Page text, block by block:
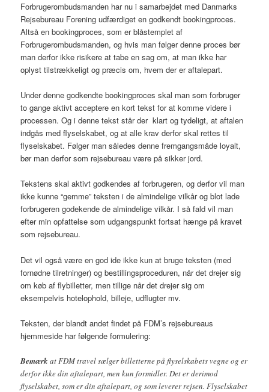
Forbrugerombudsmanden har nu i samarbejdet med Danmarks
Rejsebureau Forening udfærdiget en godkendt bookingproces.
Altså en bookingproces, som er blåstemplet af
Forbrugerombudsmanden, og hvis man følger denne proces bør
man derfor ikke risikere at tabe en sag om, at man ikke har
oplyst tilstrækkeligt og præcis om, hvem der er aftalepart.
Under denne godkendte bookingproces skal man som forbruger
to gange aktivt acceptere en kort tekst for at komme videre i
processen. Og i denne tekst står der klart og tydeligt, at aftalen
indgås med flyselskabet, og at alle krav derfor skal rettes til
flyselskabet. Følger man således denne fremgangsmåde loyalt,
bør man derfor som rejsebureau være på sikker jord.
Tekstens skal aktivt godkendes af forbrugeren, og derfor vil man
ikke kunne “gemme” teksten i de almindelige vilkår og blot lade
forbrugeren godekende de almindelige vilkår. I så fald vil man
efter min opfattelse som udgangspunkt fortsat hænge på kravet
som rejsebureau.
Det vil også være en god ide ikke kun at bruge teksten (med
fornødne tilretninger) og bestillingsproceduren, når det drejer sig
om køb af flybilletter, men tillige når det drejer sig om
eksempelvis hotelophold, billeje, udflugter mv.
Teksten, der blandt andet findet på FDM’s rejsebureaus
hjemmeside har følgende formulering:
Bemærk at FDM travel sælger billetterne på flyselskabets vegne og er
derfor ikke din aftalepart, men kun formidler. Det er derimod
flyselskabet, som er din aftalepart, og som leverer rejsen. Flyselskabet